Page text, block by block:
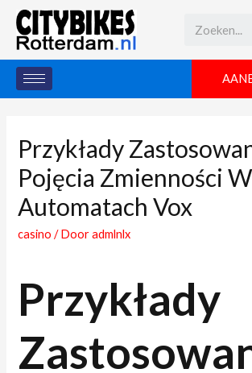
Przykłady
Pojęcia Zmienności W
Automatach Vox
casino / Dooradmlnlx
Przykłady